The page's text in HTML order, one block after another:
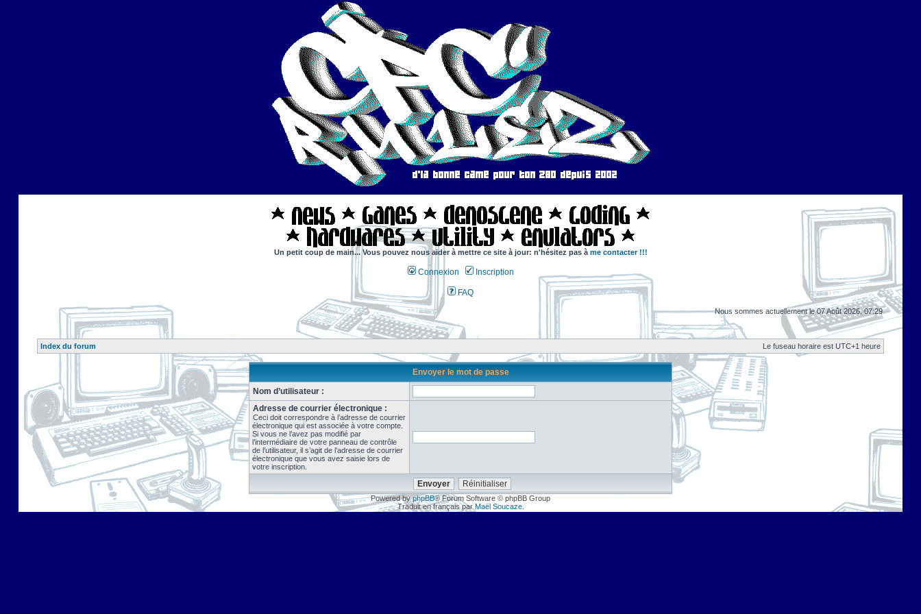
Un petit coup de main... Vous pouvez nous aider à mettre ce site à jour: n'hésitez pas à me contacter !!!
Connexion Inscription
FAQ
Nous sommes actuellement le 07 Août 2026, 07:29
Index du forum Le fuseau horaire est UTC+1 heure
Envoyer le mot de passe
Nom d’utilisateur :
Adresse de courrier électronique :
Ceci doit correspondre à l’adresse de courrier
électronique qui est associée à votre compte.
Si vous ne l’avez pas modifié par
l’intermédiaire de votre panneau de contrôle
de l’utilisateur, il s’agit de l’adresse de courrier
électronique que vous avez saisie lors de
votre inscription.
Powered byphpBB® Forum Software © phpBB Group
Traduit en français par Maël Soucaze.